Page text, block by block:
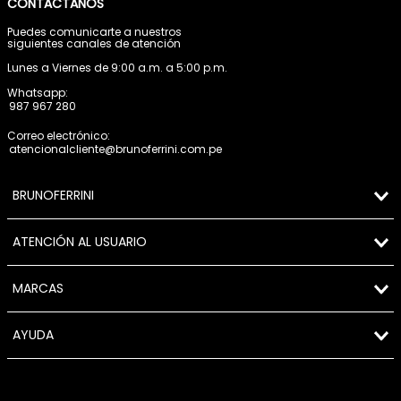
CONTÁCTANOS
Puedes comunicarte a nuestros
siguientes canales de atención
Lunes a Viernes de 9:00 a.m. a 5:00 p.m.
Whatsapp:
987 967 280
Correo electrónico:
atencionalcliente@brunoferrini.com.pe
BRUNOFERRINI
ATENCIÓN AL USUARIO
MARCAS
AYUDA